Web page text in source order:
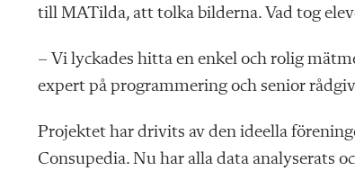
till MATilda, att tolka bilderna. Vad tog
– Vi lyckades hitta en enkel och rolig
expert på programmering och senior
Projektet har drivits av den ideella
Consupedia. Nu har alla data analyserats